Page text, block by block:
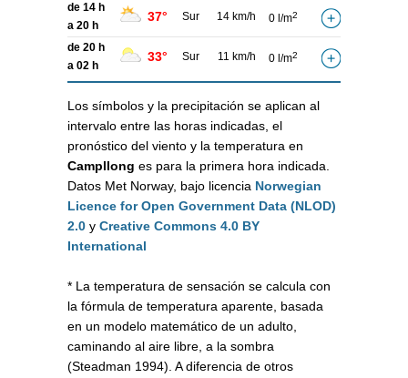
de 14 h
a 20 h
37° Sur 14 km/h 0 l/m2
de 20 h
a 02 h
33° Sur 11 km/h 0 l/m2
Los símbolos y la precipitación se aplican al
intervalo entre las horas indicadas, el
pronóstico del viento y la temperatura en
Campllong es para la primera hora indicada.
Datos Met Norway, bajo licencia Norwegian
Licence for Open Government Data (NLOD)
2.0 y Creative Commons 4.0 BY
International
* La temperatura de sensación se calcula con
la fórmula de temperatura aparente, basada
en un modelo matemático de un adulto,
caminando al aire libre, a la sombra
(Steadman 1994). A diferencia de otros